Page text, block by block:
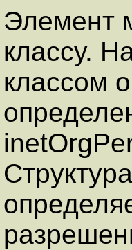
Элемент
классу.
классом